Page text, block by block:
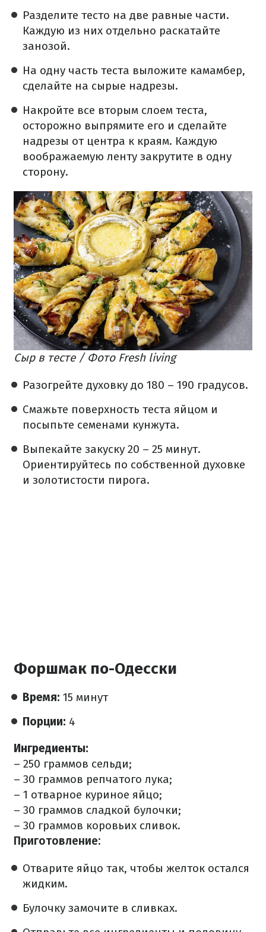
Разделите тесто на две равные части.
Каждую из них отдельно раскатайте
занозой.
На одну часть теста выложите камамбер,
сделайте на сырые надрезы.
Накройте все вторым слоем теста,
осторожно выпрямите его и сделайте
надрезы от центра к краям. Каждую
воображаемую ленту закрутите в одну
сторону.
Сыр в тесте / Фото Fresh living
Разогрейте духовку до 180 – 190 градусов.
Смажьте поверхность теста яйцом и
посыпьте семенами кунжута.
Выпекайте закуску 20 – 25 минут.
Ориентируйтесь по собственной духовке
и золотистости пирога.
Форшмак по-Одесски
Время: 15 минут
Порции: 4
Ингредиенты:
– 250 граммов сельди;
– 30 граммов репчатого лука;
– 1 отварное куриное яйцо;
– 30 граммов сладкой булочки;
– 30 граммов коровьих сливок.
Приготовление:
Отварите яйцо так, чтобы желток остался
жидким.
Булочку замочите в сливках.